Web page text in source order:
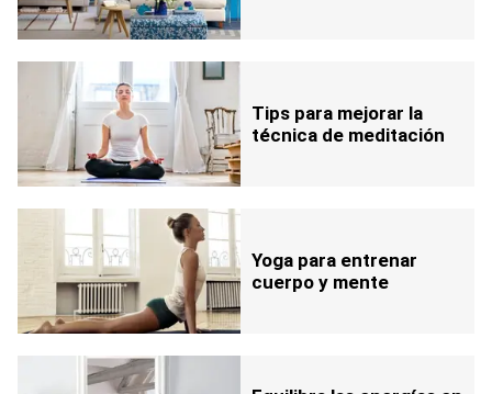
Tips para mejorar la
técnica de meditación
Yoga para entrenar
cuerpo y mente